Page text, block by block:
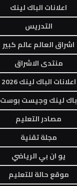
اعلانات الباك لينك
التدريس
اشراق العالم عالم كبير
منتدى الاشراق
اعلانات الباك لينك 2026
باك لينك وجيست بوست
مصادر التعليم
مجلة تقنية
يو ان بي الرياضي
موقع حالة للتعليم